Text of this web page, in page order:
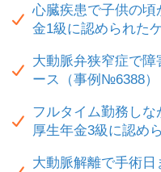
心臓疾患で子供の
金1級に認められた
大動脈弁狭窄症で
ース（事例№6388）
フルタイム勤務し
厚生年金3級に認め
大動脈解離で手術日